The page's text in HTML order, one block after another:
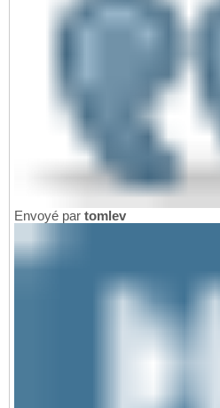
Envoyé par tomlev